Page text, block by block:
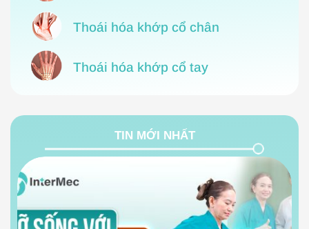
Thoái hóa khớp cổ chân
Thoái hóa khớp cổ tay
TIN MỚI NHẤT